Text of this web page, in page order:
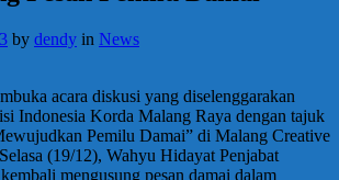
by dendy in News
acara diskusi yang diselenggarakan
Indonesia Korda Malang Raya dengan tajuk
Pemilu Damai” di Malang Creative
(19/12), Wahyu Hidayat Penjabat
mengusung pesan damai dalam